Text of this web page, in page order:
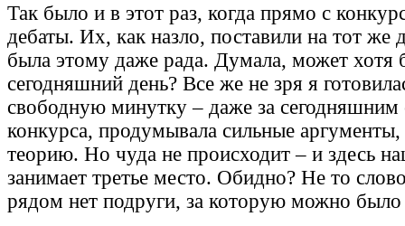
Так было и в этот раз, когда прямо с
дебаты. Их, как назло, поставили на тот же
была этому даже рада. Думала, может хотя
сегодняшний день? Все же не зря я
свободную минутку – даже за сегодняшним
конкурса, продумывала сильные аргументы,
теорию. Но чуда не происходит – и здесь
занимает третье место. Обидно? Не то
рядом нет подруги, за которую можно было